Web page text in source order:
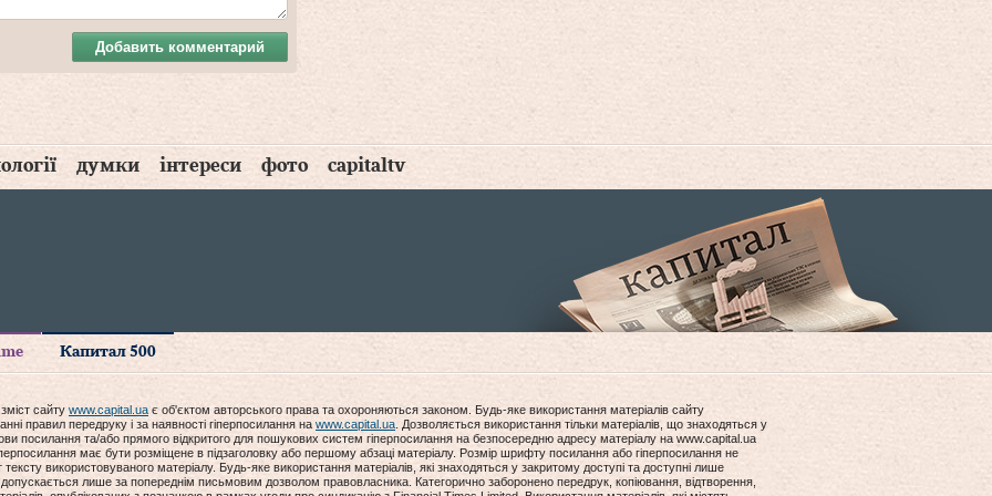
Добавить комментарий
думки інтереси фото capitaltv
Капитал 500
сайту www.capital.ua є об'єктом авторського права та охороняються законом. Будь-яке використання матеріалів сайту
правил передруку і за наявності гіперпосилання на www.capital.ua . Дозволяється використання тільки матеріалів, що знаходяться у
посилання та/або прямого відкритого для пошукових систем гіперпосилання на безпосередню адресу матеріалу на www.capital.ua
має бути розміщене в підзаголовку або першому абзаці матеріалу. Розмір шрифту посилання або гіперпосилання не
використовуваного матеріалу. Будь-яке використання матеріалів, які знаходяться у закритому доступі та доступні лише
лише за попереднім письмовим дозволом правовласника. Категорично заборонено передрук, копіювання, відтворення,